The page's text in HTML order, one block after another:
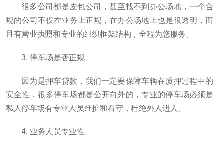
很多公司都是皮包公司，甚至找不到办公场地，一个合
规的公司不仅在业务上正规，在办公场地上也是很透明，而
且有营业执照和专业的组织框架结构，全程为您服务。
3. 停车场是否正规
因为是押车贷款，我们一定要保障车辆在质押过程中的
安全性，很多停车场都是公开向外的，专业的停车场必须是
私人停车场有专业人员维护和看守，杜绝外人进入。
4. 业务人员专业性